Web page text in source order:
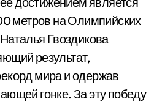
метров на Олимпийских
Гвоздикова
результат,
мира и одержав
гонке. За эту победу